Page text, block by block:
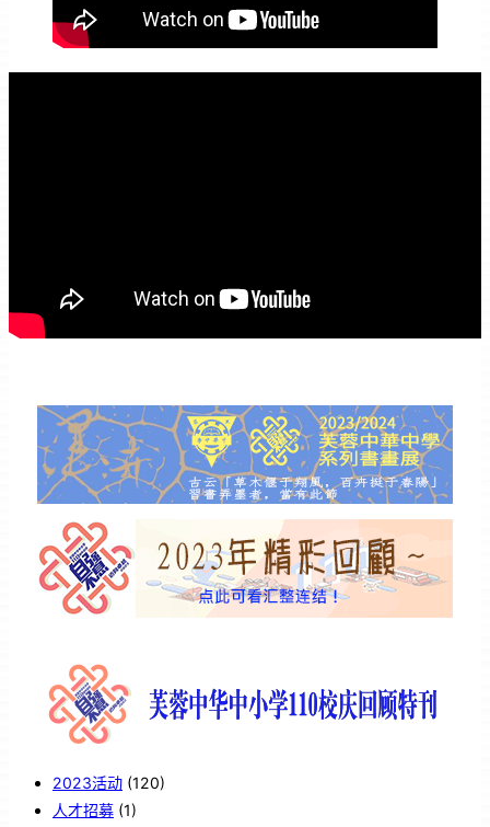
2023活动 (120)
人才招募 (1)